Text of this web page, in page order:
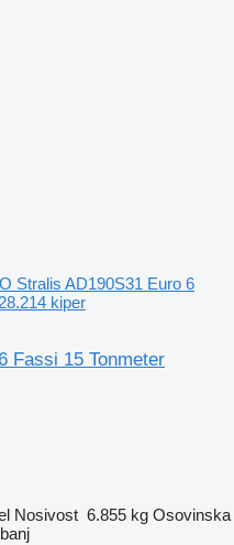
Stralis AD190S31 Euro 6
kiper
Fassi 15 Tonmeter
Nosivost 6.855 kg Osovinska